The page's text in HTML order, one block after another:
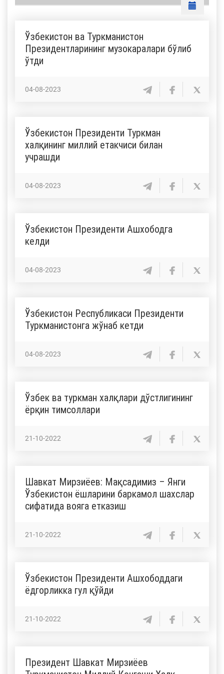
Ўзбекистон ва Туркманистон
Президентларининг музокаралари бўлиб
ўтди
04-08-2023
Ўзбекистон Президенти Туркман
халқининг миллий етакчиси билан
учрашди
04-08-2023
Ўзбекистон Президенти Ашхободга
келди
04-08-2023
Ўзбекистон Республикаси Президенти
Туркманистонга жўнаб кетди
04-08-2023
Ўзбек ва туркман халқлари дўстлигининг
ёрқин тимсоллари
21-10-2022
Шавкат Мирзиёев: Мақсадимиз – Янги
Ўзбекистон ёшларини баркамол шахслар
сифатида вояга етказиш
21-10-2022
Ўзбекистон Президенти Ашхободдаги
ёдгорликка гул қўйди
21-10-2022
Президент Шавкат Мирзиёев